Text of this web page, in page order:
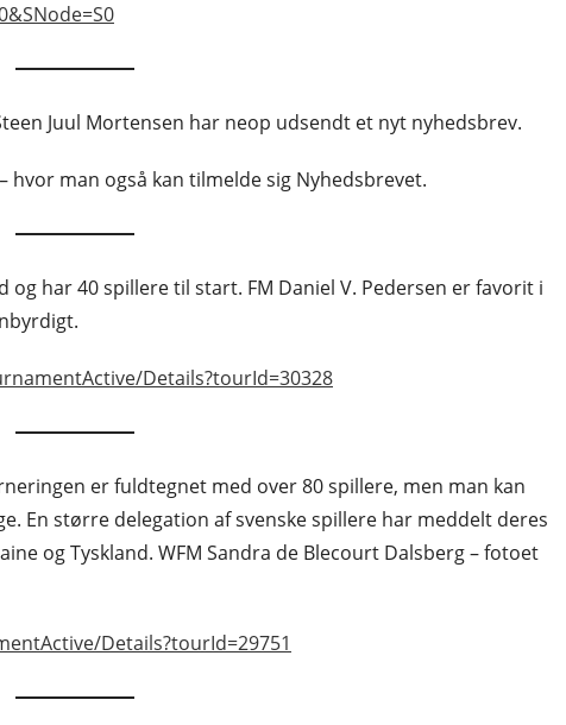
Juul Mortensen har neop udsendt et nyt nyhedsbrev.
– hvor man også kan tilmelde sig Nyhedsbrevet.
og har 40 spillere til start. FM Daniel V. Pedersen er favorit i
Details?tourId=30328
er fuldtegnet med over 80 spillere, men man kan
En større delegation af svenske spillere har meddelt deres
og Tyskland. WFM Sandra de Blecourt Dalsberg – fotoet
Details?tourId=29751